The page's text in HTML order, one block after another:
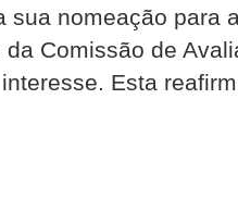
sua nomeação para
Comissão de
Esta